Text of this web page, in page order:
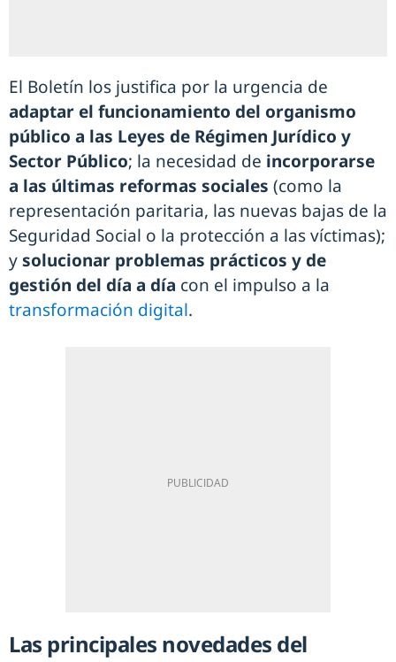
El Boletín los justifica por la urgencia de
adaptar el funcionamiento del organismo
público a las Leyes de Régimen Jurídico y
Sector Público; la necesidad de incorporarse
a las últimas reformas sociales (como la
representación paritaria, las nuevas bajas de la
Seguridad Social o la protección a las víctimas);
ysolucionar problemas prácticos y de
gestión del día a día con el impulso a la
transformación digital.
Las principales novedades del